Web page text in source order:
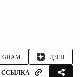
ДЗЕН
ССЫЛКА